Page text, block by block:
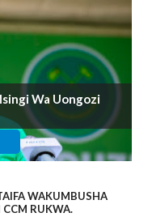
Wa Uongozi
WAKUMBUSHA
CCM RUKWA.